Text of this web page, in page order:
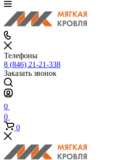
Телефоны
8 (846) 21-21-338
Заказать звонок
0
0
0